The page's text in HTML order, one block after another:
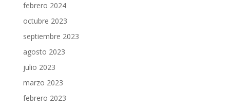
febrero 2024
octubre 2023
septiembre 2023
agosto 2023
julio 2023
marzo 2023
febrero 2023